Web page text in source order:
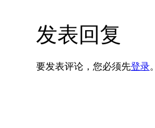
发表回复
要发表评论，您必须先登录。